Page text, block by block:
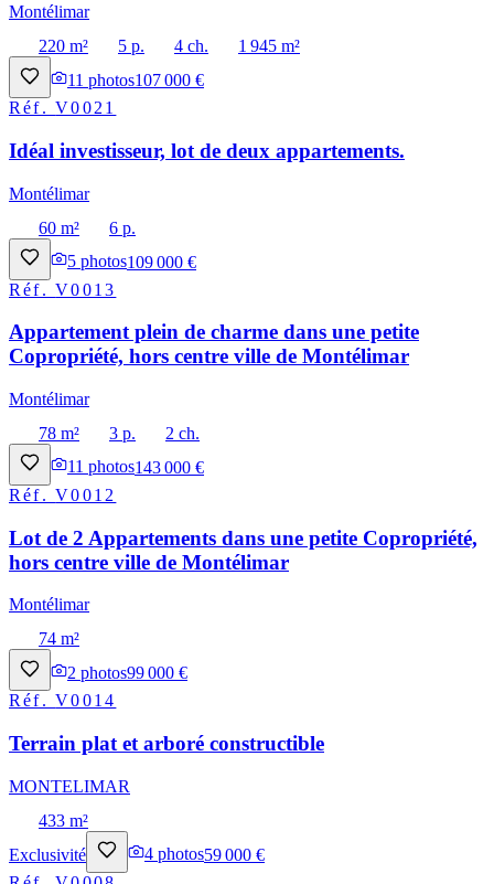
Montélimar
220 m²
5 p. 4 ch.
1 945 m²
11 photos107 000 €
Réf.V0021
Idéal investisseur, lot de deux appartements.
Montélimar
60 m²
6 p.
5 photos109 000 €
Réf.V0013
Appartement plein de charme dans une petite
Copropriété, hors centre ville de Montélimar
Montélimar
78 m²
3 p.
2 ch.
11 photos143 000 €
Réf.V0012
Lot de 2 Appartements dans une petite Copropriété,
hors centre ville de Montélimar
Montélimar
74 m²
2 photos99 000 €
Réf.V0014
Terrain plat et arboré constructible
MONTELIMAR
433 m²
Exclusivité
4 photos59 000 €